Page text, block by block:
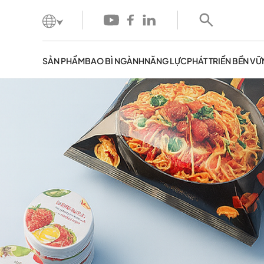
SẢN PHẨMBAO BÌ NGÀNHNĂNG LỰCPHÁT TRIỂN BỀN